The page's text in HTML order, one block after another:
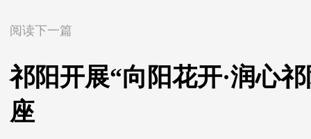
阅读下一篇
祁阳开展“向阳花开·润心
座